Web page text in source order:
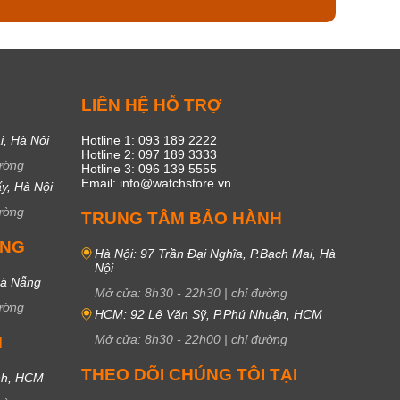
Hà Nội
Hà Nội
Nẵng
HCM
LIÊN HỆ HỖ TRỢ
Hotline 1: 093 189 2222
Hotline 2: 097 189 3333
Hotline 3: 096 139 5555
Email: info@watchstore.vn
TRUNG TÂM BẢO HÀNH
Hà Nội: 97 Trần Đại Nghĩa, P.Bạch Mai, Hà
Nội
Mở cửa: 8h30 - 22h30 | chỉ đường
HCM: 92 Lê Văn Sỹ, P.Phú Nhuận, HCM
Mở cửa: 8h30 - 22h00 | chỉ đường
THEO DÕI CHÚNG TÔI TẠI